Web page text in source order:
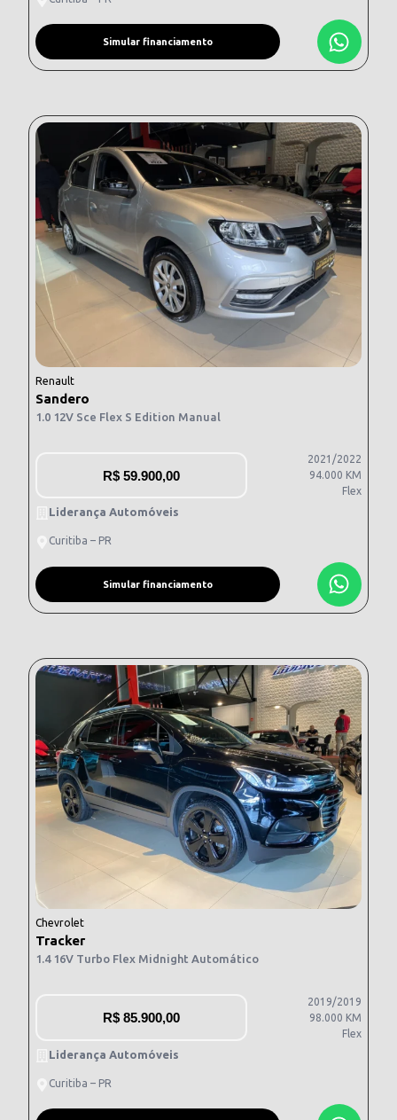
Simular financiamento
Renault
Sandero
1.0 12V Sce Flex S Edition Manual
R$ 59.900,00
2021/2022
94.000 KM
Flex
Liderança Automóveis
Curitiba – PR
Simular financiamento
Chevrolet
Tracker
1.4 16V Turbo Flex Midnight Automático
R$ 85.900,00
2019/2019
98.000 KM
Flex
Liderança Automóveis
Curitiba – PR